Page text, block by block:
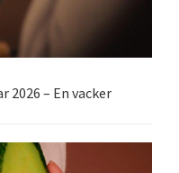
2026 – En vacker